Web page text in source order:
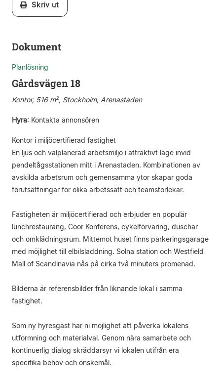
Skriv ut
Dokument
Planlösning
Gårdsvägen 18
Kontor, 516 m2, Stockholm, Arenastaden
Hyra: Kontakta annonsören
Kontor i miljöcertifierad fastighet
En ljus och välplanerad arbetsmiljö i attraktivt läge invid
pendeltågsstationen mitt i Arenastaden. Kombinationen av
avskilda arbetsrum och gemensamma ytor skapar goda
förutsättningar för olika arbetssätt och teamstorlekar.
Fastigheten är miljöcertifierad och erbjuder en populär
lunchrestaurang, Coor Konferens, cykelförvaring, duschar
och omklädningsrum. Mittemot huset finns parkeringsgarage
med möjlighet till elbilsladdning. Solna station och Westfield
Mall of Scandinavia nås på cirka två minuters promenad.
Bilderna är referensbilder från liknande lokal i samma
fastighet.
Som ny hyresgäst har ni möjlighet att påverka lokalens
utformning och materialval. Genom nära samarbete och
kontinuerlig dialog skräddarsyr vi lokalen utifrån era
specifika behov och önskemål.